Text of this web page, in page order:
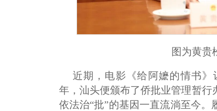
图为黄贵
近期，电影《给阿嬷的情书
年，汕头便颁布了侨批业管理暂
依法治“批”的基因一直流淌至今